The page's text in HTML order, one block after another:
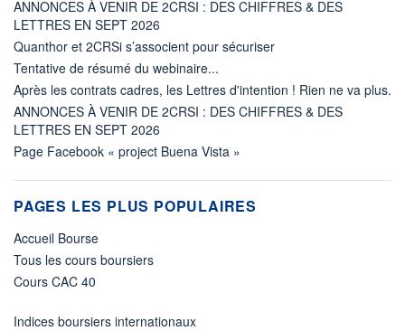
ANNONCES À VENIR DE 2CRSI : DES CHIFFRES & DES
LETTRES EN SEPT 2026
Quanthor et 2CRSi s’associent pour sécuriser
Tentative de résumé du webinaire...
Après les contrats cadres, les Lettres d'intention ! Rien ne va plus.
ANNONCES À VENIR DE 2CRSI : DES CHIFFRES & DES
LETTRES EN SEPT 2026
Page Facebook « project Buena Vista »
PAGES LES PLUS POPULAIRES
Accueil Bourse
Tous les cours boursiers
Cours CAC 40
Indices boursiers internationaux